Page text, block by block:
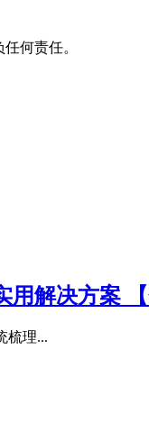
何责任。
解决方案 【
梳理...